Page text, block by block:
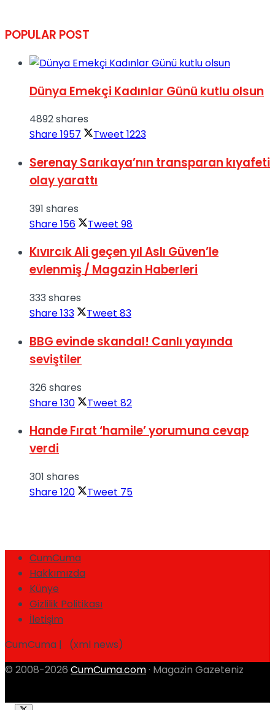
POPULAR POST
Dünya Emekçi Kadınlar Günü kutlu olsun
4892 shares
Share1957 Tweet 1223
Serenay Sarıkaya’nın transparan kıyafeti
olay yarattı
391 shares
Share156 Tweet 98
Kıvırcık Ali geçen yıl Aslı Güven’le
evlenmiş / Magazin Haberleri
333 shares
Share133 Tweet 83
BBG evinde skandal! Canlı yayında
seviştiler
326 shares
Share130 Tweet 82
Hande Fırat ‘hamile’ yorumuna cevap
verdi
301 shares
Share120 Tweet 75
CumCuma
Hakkımızda
Künye
Gizlilik Politikası
İletişim
CumCuma | (xml news)
© 2008-2026 CumCuma.com · Magazin Gazeteniz